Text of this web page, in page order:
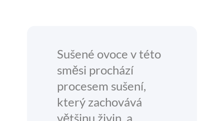
Sušené ovoce v této
směsi prochází
procesem sušení,
který zachovává
většinu živin, a